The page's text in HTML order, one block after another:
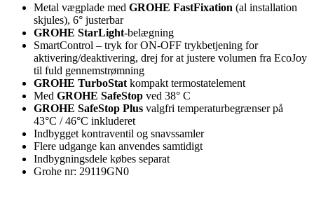
Metal vægplade med GROHE FastFixation (al installation
skjules), 6° justerbar
GROHE StarLight-belægning
SmartControl – tryk for ON-OFF trykbetjening for
aktivering/deaktivering, drej for at justere volumen fra EcoJoy
til fuld gennemstrømning
GROHE TurboStat kompakt termostatelement
Med GROHE SafeStop ved 38° C
GROHE SafeStop Plus valgfri temperaturbegrænser på
43°C / 46°C inkluderet
Indbygget kontraventil og snavssamler
Flere udgange kan anvendes samtidigt
Indbygningsdele købes separat
Grohe nr: 29119GN0